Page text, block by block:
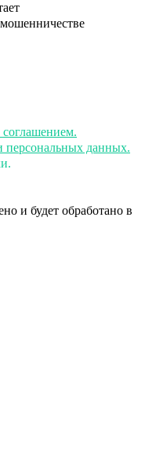
соглашением.
персональных данных.
и будет обработано в